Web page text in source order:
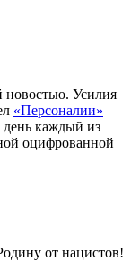
новостью. Усилия
«Персоналии»
каждый из
оцифрованной
от нацистов!